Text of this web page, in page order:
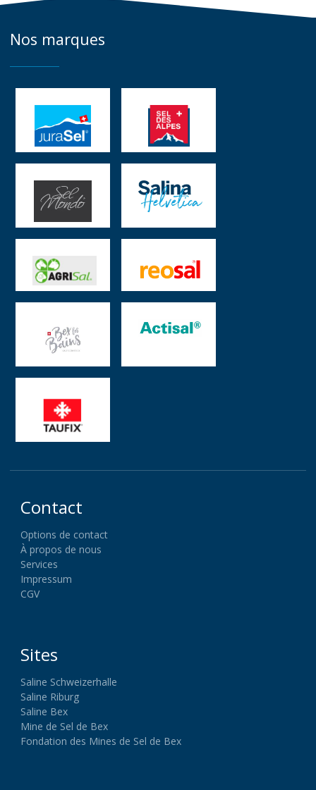
Nos marques
Contact
Options de contact
À propos de nous
Services
Impressum
CGV
Sites
Saline Schweizerhalle
Saline Riburg
Saline Bex
Mine de Sel de Bex
Fondation des Mines de Sel de Bex